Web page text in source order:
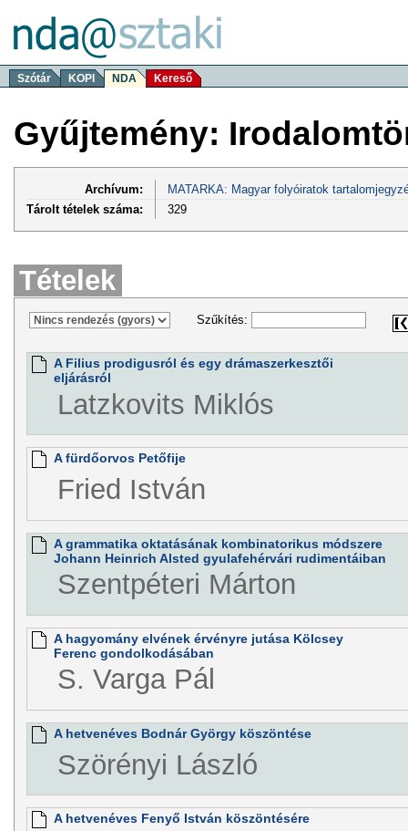
Szótár KOPI NDA Kereső
Gyűjtemény:
Archívum:
MATARKA: Magyar folyóiratok
Tárolt tételek száma:
329
Tételek
Szűkítés:
A Filius prodigusról és egy drámaszerkesztői
eljárásról
Latzkovits Miklós
A fürdőorvos Petőfije
Fried István
A grammatika oktatásának kombinatorikus módszere
Johann Heinrich Alsted gyulafehérvári rudimentáiban
Szentpéteri Márton
A hagyomány elvének érvényre jutása Kölcsey
Ferenc gondolkodásában
S. Varga Pál
A hetvenéves Bodnár György köszöntése
Szörényi László
A hetvenéves Fenyő István köszöntésére